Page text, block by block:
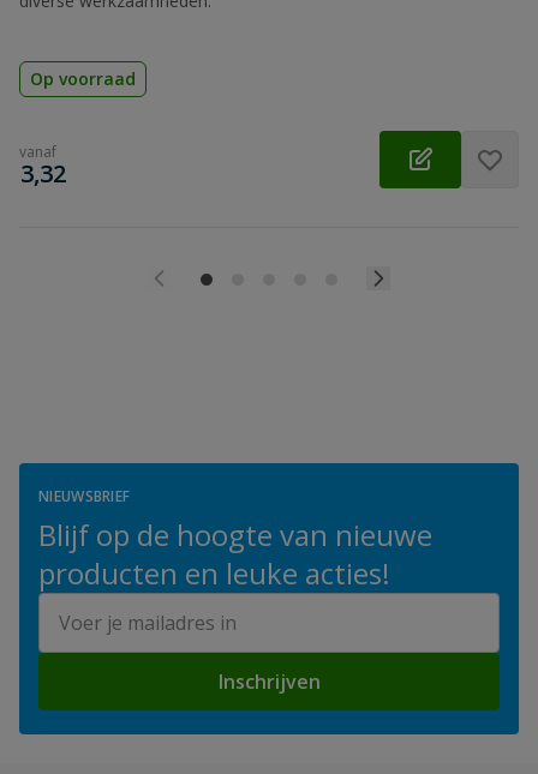
Op voorraad
vanaf
€
3,32
NIEUWSBRIEF
Blijf op de hoogte van nieuwe
producten en leuke acties!
Inschrijven